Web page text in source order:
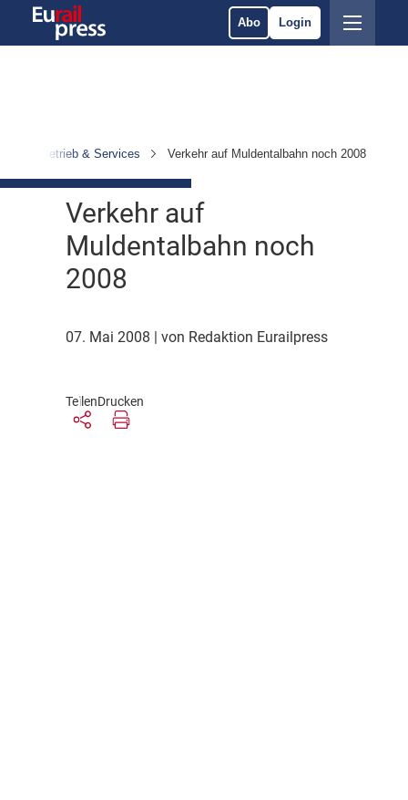
Abo Login
Betrieb & Services Verkehr auf Muldentalbahn noch 2008
Verkehr auf
Muldentalbahn noch
2008
07. Mai 2008 | von Redaktion Eurailpress
TeilenDrucken